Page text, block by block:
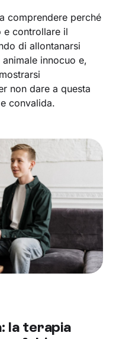
comprendere perché
e controllare il
di allontanarsi
innocuo e,
non dare a questa
convalida.
la terapia